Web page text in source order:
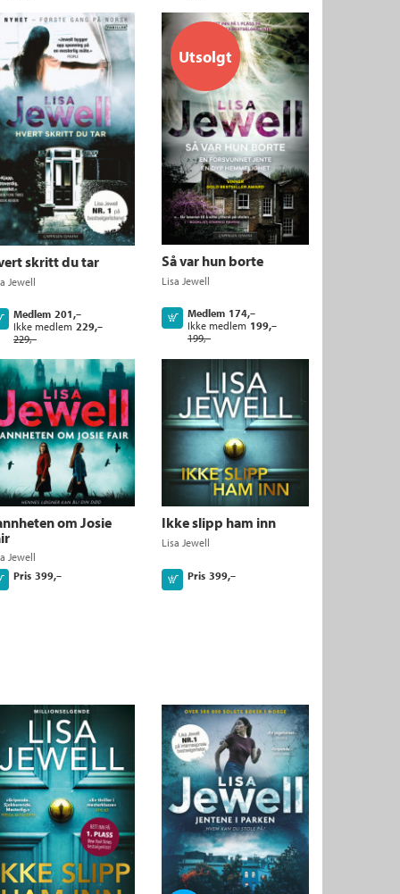
skritt du tar
Jewell
Medlem 201,–
Ikke medlem 229,–
229,–
Kjøp
Utsolgt
Så var hun borte
Lisa Jewell
Medlem 174,–
Ikke medlem 199,–
199,–
Kjøp
om Josie
Jewell
Pris 399,–
Kjøp
Ikke slipp ham inn
Lisa Jewell
Pris 399,–
Kjøp